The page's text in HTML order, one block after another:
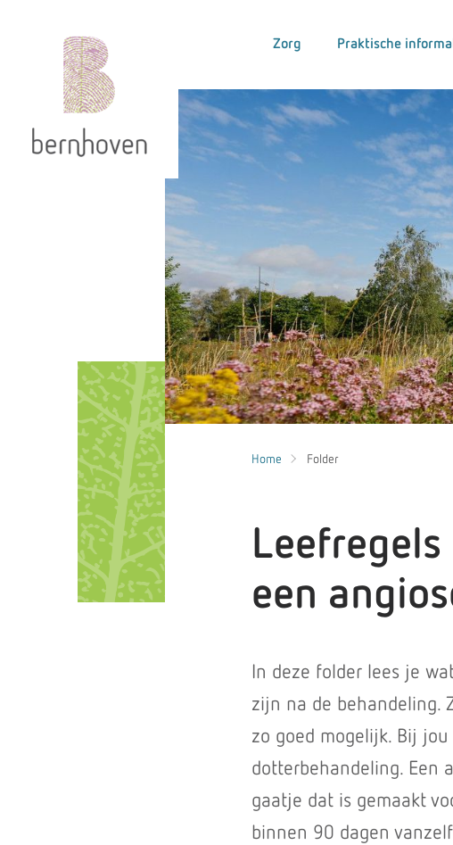
Zorg Praktische
Home Folder
een
In deze folder lees je
zijn na de behandeling.
zo goed mogelijk. Bij
dotterbehandeling. Een
gaatje dat is gemaakt
binnen 90 dagen